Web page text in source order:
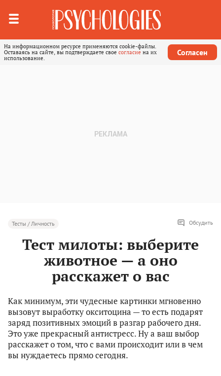
На информационном ресурсе применяются cookie-файлы.
Оставаясь на сайте, вы подтверждаете свое согласие на их
использование.
Согласен
Тесты / Личность Обсудить
Тест милоты: выберите
животное — а оно
расскажет о вас
Как минимум, эти чудесные картинки мгновенно
вызовут выработку окситоцина — то есть подарят
заряд позитивных эмоций в разгар рабочего дня.
Это уже прекрасный антистресс. Ну а ваш выбор
расскажет о том, что с вами происходит или в чем
вы нуждаетесь прямо сегодня.